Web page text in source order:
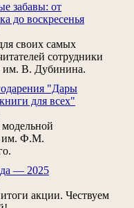
забавы: от
до воскресенья
своих самых
сотрудники
им. В. Дубинина.
"Дары
для всех"
им. Ф.М.
— 2025
акции. Чествуем